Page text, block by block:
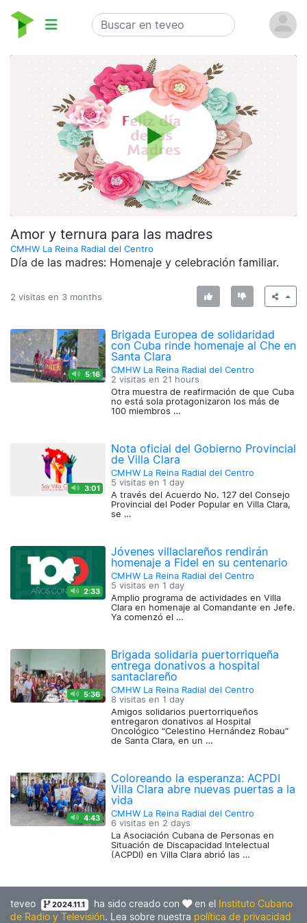
Amor y ternura para las madres
CMHW La Reina Radial del Centro
Día de las madres: Homenaje y celebración familiar.
2 visitas en 3 months
5:16
Brigada Europea de solidaridad
con Cuba rinde homenaje al Che en
Santa Clara
CMHW La Reina Radial del Centro
2 visitas en 21 hours
Otra muestra de reafirmación de que Cuba
no está sola protagonizaron los más de
100 miembros …
3:01
Nota oficial del Gobierno Provincial
de Villa Clara
CMHW La Reina Radial del Centro
5 visitas en 1 day
A través del Acuerdo No. 127 del Consejo
Provincial del Poder Popular en Villa Clara,
se …
2:33
Jóvenes villaclareños rendirán
homenaje a Fidel en su centenario
CMHW La Reina Radial del Centro
5 visitas en 1 day
Amplio programa de actividades en Villa
Clara en homenaje al Comandante en Jefe.
Ya comenzó el …
5:36
Brigada solidaria puertorriqueña
entrega donativos a hospital
santaclareño
CMHW La Reina Radial del Centro
8 visitas en 1 day
Amigos solidarios puertorriqueños
entregaron donativos al Hospital
Oncológico “Celestino Hernández Robau”
de Santa Clara, en un …
4:43
Coloreando la esperanza: ACPDI
Villa Clara abre nuevas puertas a la
vida
CMHW La Reina Radial del Centro
6 visitas en 2 days
La Asociación Cubana de Personas en
Situación de Discapacidad Intelectual
(ACPDI) en Villa Clara abrió las …
teveo 2024.11.1 ha sido creado con en el Instituto Cubano
de Radio y Televisión. Lea sobre nuestra política de privacidad